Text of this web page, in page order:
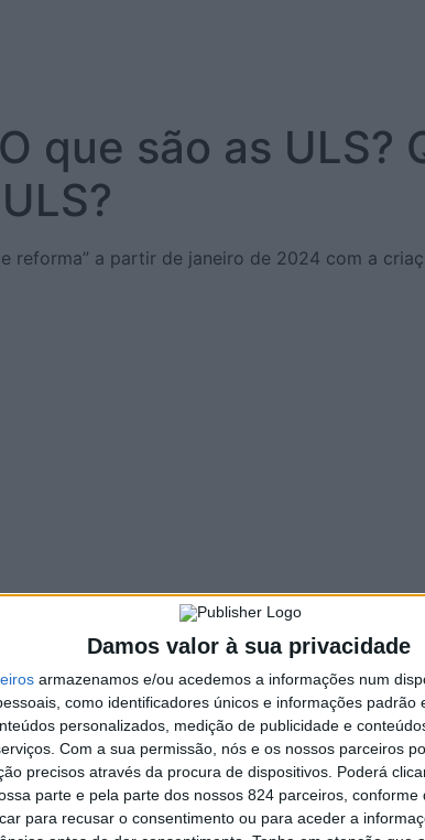
Damos valor à sua privacidade
armazenamos e/ou acedemos a informações num
como identificadores únicos e informações padrão
personalizados, medição de publicidade e
Com a sua permissão, nós e os nossos parceiros
precisos através da procura de dispositivos. Poderá
parte e pela parte dos nossos 824 parceiros, conforme
para recusar o consentimento ou para aceder a
que são as ULS?
reforma” a partir de janeiro de 2024 com a